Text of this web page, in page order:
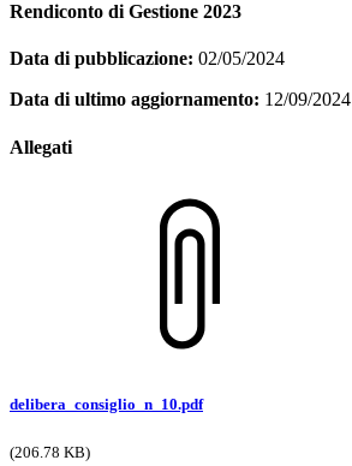
Rendiconto di Gestione 2023
Data di pubblicazione: 02/05/2024
Data di ultimo aggiornamento: 12/09/2024
Allegati
delibera_consiglio_n_10.pdf
(206.78 KB)